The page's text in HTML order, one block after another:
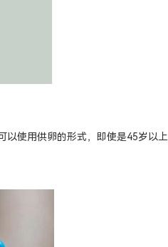
以使用供卵的形式，即使是45岁以上